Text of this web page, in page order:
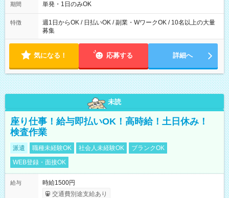
期間 単発・1日のみOK
特徴
週1日からOK / 日払いOK / 副業・WワークOK / 10名以上の大量
募集
気になる！ 応募する 詳細へ
未読
座り仕事！給与即払いOK！高時給！土日休み！
検査作業
派遣 職種未経験OK 社会人未経験OK
ブランクOK
WEB登録・面接OK
給与
時給1500円
交通費別途支給あり